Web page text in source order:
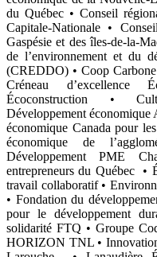
du Québec • Conseil
Capitale-Nationale •
Gaspésie et des îles-de-la-
de l’environnement et du
(CREDDO) • Coop
Créneau d’excellence
Écoconstruction •
Développement économique
économique Canada pour
économique de
Développement PME
entrepreneurs du Québec •
travail collaboratif•
• Fondation du
pour le développement
solidarité FTQ • Groupe
HORIZON TNL •